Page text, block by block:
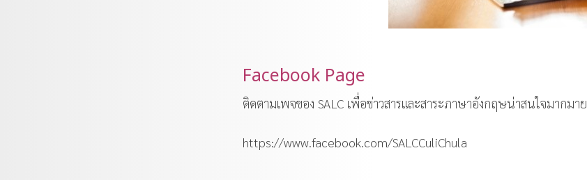
Facebook Page
ติดตามเพจของ SALC เพื่อข่าวสารและสาระภาษาอังกฤษน่าสนใจมากมาย
https://www.facebook.com/SALCCuliChula